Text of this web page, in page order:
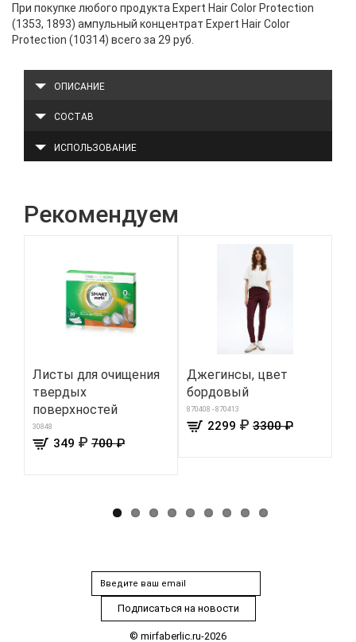
При покупке любого продукта Expert Hair Color Protection
(1353, 1893) ампульный концентрат Expert Hair Color
Protection (10314) всего за 29 руб.
ОПИСАНИЕ
СОСТАВ
ИСПОЛЬЗОВАНИЕ
Рекомендуем
Листы для очищения
твердых
поверхностей
30848
349 ₽ 700 ₽
Джегинсы, цвет
бордовый
870408 - 870413
2299 ₽ 3300 ₽
© mirfaberlic.ru-2026